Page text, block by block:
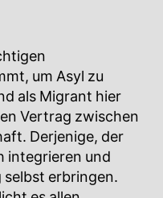
um Asyl zu
als Migrant hier
Vertrag zwischen
Derjenige, der
integrieren und
erbringen.